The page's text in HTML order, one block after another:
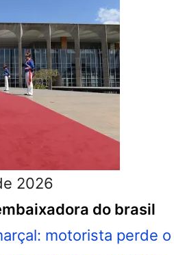
2026
do brasil